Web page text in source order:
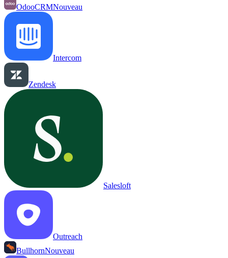
OdooCRMNouveau
Intercom
Zendesk
Salesloft
Outreach
BullhornNouveau